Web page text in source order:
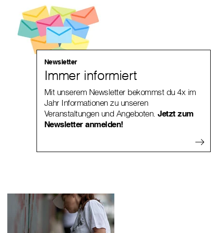
Newsletter
Immer informiert
Mit unserem Newsletter bekommst du 4x im
Jahr Informationen zu unseren
Veranstaltungen und Angeboten.Jetzt zum
Newsletter anmelden!